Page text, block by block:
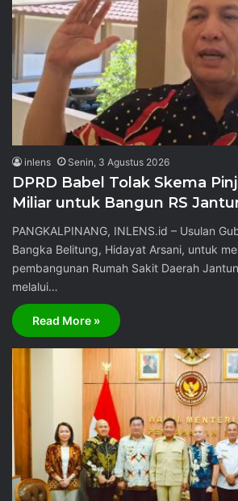
inlens Senin, 3 Agustus 2026
DPRD Babel Tolak Skema
Miliar untuk Bangun RS
PANGKALPINANG, INLENS.id – Usulan
Bangka Belitung, Hidayat Arsani, untuk
pembangunan Rumah Sakit Daerah
melalui…
Read More »